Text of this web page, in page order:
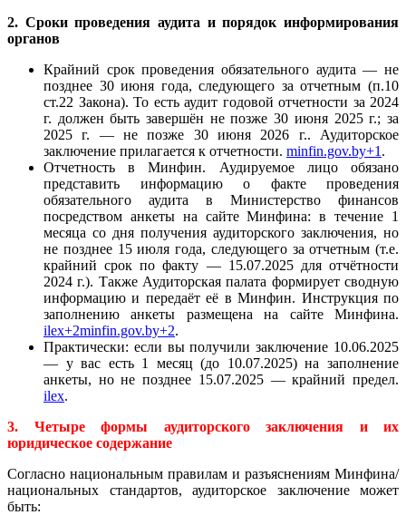
2. Сроки проведения аудита и порядок информирования
органов
Крайний срок проведения обязательного аудита — не
позднее 30 июня года, следующего за отчетным (п.10
ст.22 Закона). То есть аудит годовой отчетности за 2024
г. должен быть завершён не позже 30 июня 2025 г.; за
2025 г. — не позже 30 июня 2026 г.. Аудиторское
заключение прилагается к отчетности. minfin.gov.by+1 .
Отчетность в Минфин. Аудируемое лицо обязано
представить информацию о факте проведения
обязательного аудита в Министерство финансов
посредством анкеты на сайте Минфина: в течение 1
месяца со дня получения аудиторского заключения, но
не позднее 15 июля года, следующего за отчетным (т.е.
крайний срок по факту — 15.07.2025 для отчётности
2024 г.). Также Аудиторская палата формирует сводную
информацию и передаёт её в Минфин. Инструкция по
заполнению анкеты размещена на сайте Минфина.
ilex+2minfin.gov.by+2.
Практически: если вы получили заключение 10.06.2025
— у вас есть 1 месяц (до 10.07.2025) на заполнение
анкеты, но не позднее 15.07.2025 — крайний предел.
ilex.
3. Четыре формы аудиторского заключения и их
юридическое содержание
Согласно национальным правилам и разъяснениям Минфина/
национальных стандартов, аудиторское заключение может
быть: